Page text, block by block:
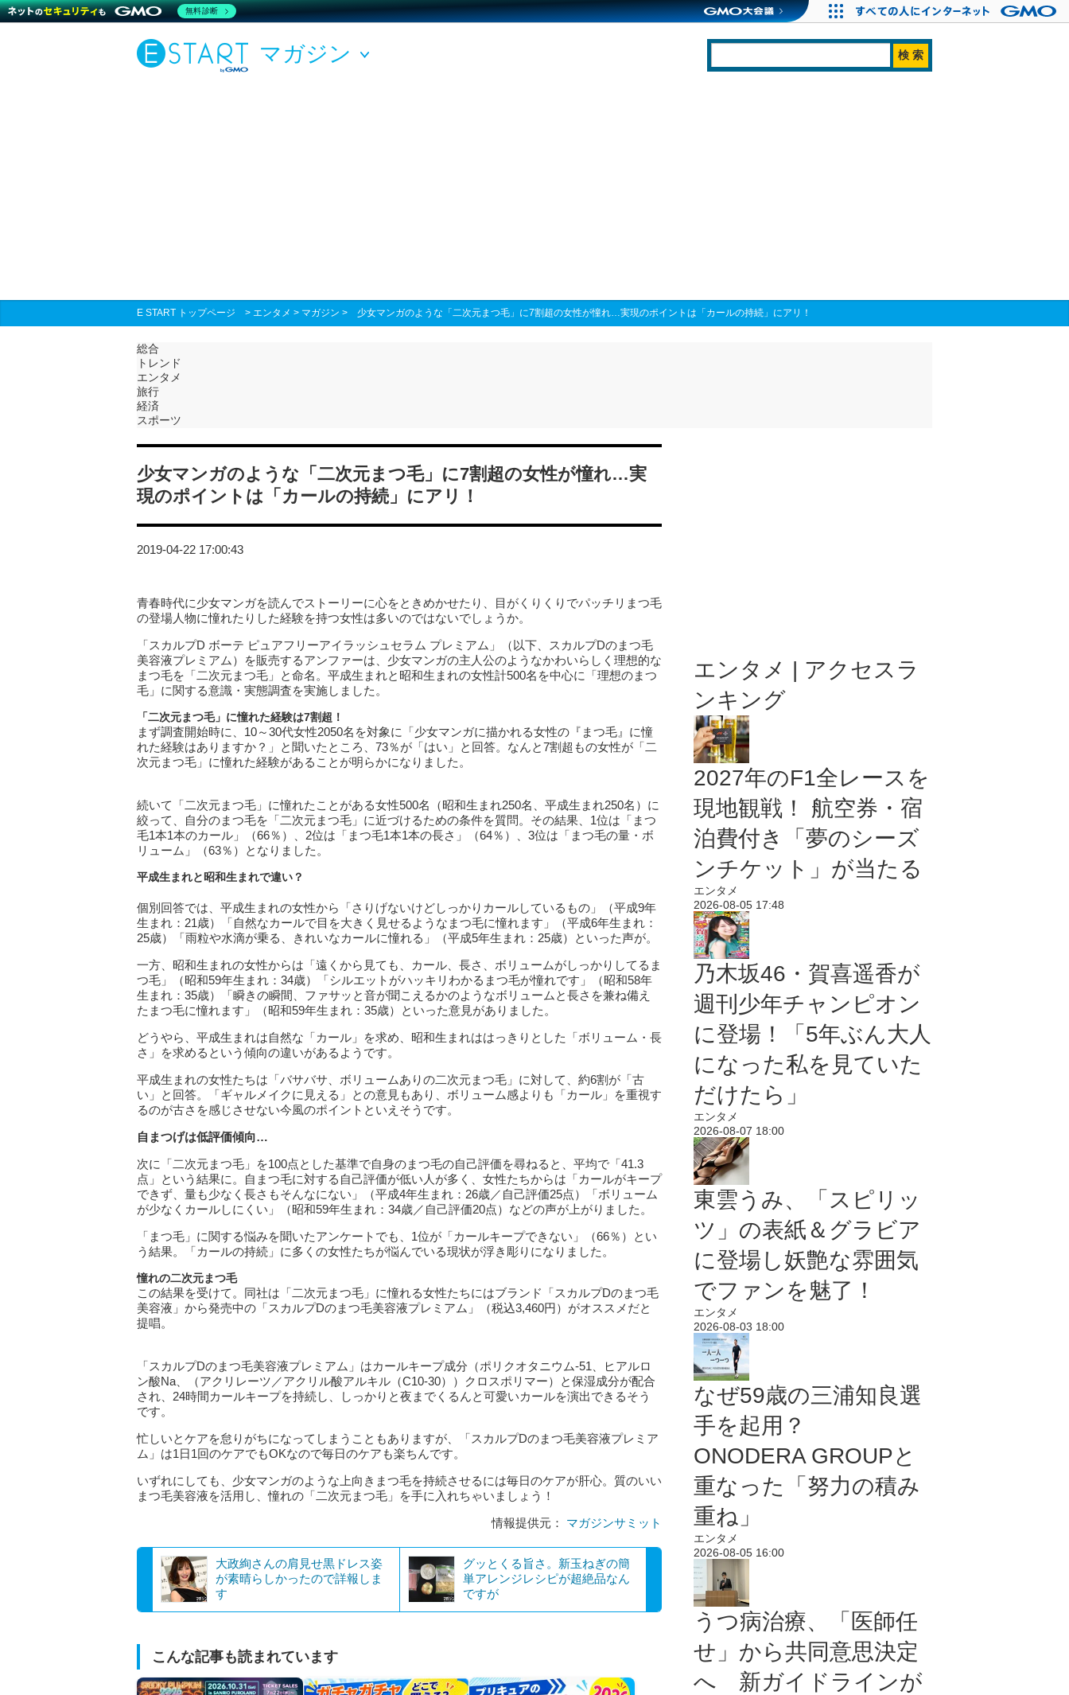
マガジン
E START トップページ > エンタメ > マガジン > 少女マンガのような「二次元まつ毛」に7割超の女性が憧れ…実現のポイントは「カールの持続」にアリ！
総合
トレンド
エンタメ
旅行
経済
スポーツ
少女マンガのような「二次元まつ毛」に7割超の女性が憧れ…実
現のポイントは「カールの持続」にアリ！
2019-04-22 17:00:43
青春時代に少女マンガを読んでストーリーに心をときめかせたり、目がくりくりでパッチリまつ毛
の登場人物に憧れたりした経験を持つ女性は多いのではないでしょうか。
「スカルプD ボーテ ピュアフリーアイラッシュセラム プレミアム」（以下、スカルプDのまつ毛
美容液プレミアム）を販売するアンファーは、少女マンガの主人公のようなかわいらしく理想的な
まつ毛を「二次元まつ毛」と命名。平成生まれと昭和生まれの女性計500名を中心に「理想のまつ
毛」に関する意識・実態調査を実施しました。
「二次元まつ毛」に憧れた経験は7割超！
まず調査開始時に、10～30代女性2050名を対象に「少女マンガに描かれる女性の『まつ毛』に憧
れた経験はありますか？」と聞いたところ、73％が「はい」と回答。なんと7割超もの女性が「二
次元まつ毛」に憧れた経験があることが明らかになりました。
続いて「二次元まつ毛」に憧れたことがある女性500名（昭和生まれ250名、平成生まれ250名）に
絞って、自分のまつ毛を「二次元まつ毛」に近づけるための条件を質問。その結果、1位は「まつ
毛1本1本のカール」（66％）、2位は「まつ毛1本1本の長さ」（64％）、3位は「まつ毛の量・ボ
リューム」（63％）となりました。
平成生まれと昭和生まれで違い？
個別回答では、平成生まれの女性から「さりげないけどしっかりカールしているもの」（平成9年
生まれ：21歳）「自然なカールで目を大きく見せるようなまつ毛に憧れます」（平成6年生まれ：
25歳）「雨粒や水滴が乗る、きれいなカールに憧れる」（平成5年生まれ：25歳）といった声が。
一方、昭和生まれの女性からは「遠くから見ても、カール、長さ、ボリュームがしっかりしてるま
つ毛」（昭和59年生まれ：34歳）「シルエットがハッキリわかるまつ毛が憧れです」（昭和58年
生まれ：35歳）「瞬きの瞬間、ファサッと音が聞こえるかのようなボリュームと長さを兼ね備え
たまつ毛に憧れます」（昭和59年生まれ：35歳）といった意見がありました。
どうやら、平成生まれは自然な「カール」を求め、昭和生まれははっきりとした「ボリューム・長
さ」を求めるという傾向の違いがあるようです。
平成生まれの女性たちは「バサバサ、ボリュームありの二次元まつ毛」に対して、約6割が「古
い」と回答。「ギャルメイクに見える」との意見もあり、ボリューム感よりも「カール」を重視す
るのが古さを感じさせない今風のポイントといえそうです。
自まつげは低評価傾向…
次に「二次元まつ毛」を100点とした基準で自身のまつ毛の自己評価を尋ねると、平均で「41.3
点」という結果に。自まつ毛に対する自己評価が低い人が多く、女性たちからは「カールがキープ
できず、量も少なく長さもそんなにない」（平成4年生まれ：26歳／自己評価25点）「ボリューム
が少なくカールしにくい」（昭和59年生まれ：34歳／自己評価20点）などの声が上がりました。
「まつ毛」に関する悩みを聞いたアンケートでも、1位が「カールキープできない」（66％）とい
う結果。「カールの持続」に多くの女性たちが悩んでいる現状が浮き彫りになりました。
憧れの二次元まつ毛
この結果を受けて。同社は「二次元まつ毛」に憧れる女性たちにはブランド「スカルプDのまつ毛
美容液」から発売中の「スカルプDのまつ毛美容液プレミアム」（税込3,460円）がオススメだと
提唱。
「スカルプDのまつ毛美容液プレミアム」はカールキープ成分（ポリクオタニウム-51、ヒアルロ
ン酸Na、（アクリレーツ／アクリル酸アルキル（C10-30））クロスポリマー）と保湿成分が配合
され、24時間カールキープを持続し、しっかりと夜までくるんと可愛いカールを演出できるそう
です。
忙しいとケアを怠りがちになってしまうこともありますが、「スカルプDのまつ毛美容液プレミア
ム」は1日1回のケアでもOKなので毎日のケアも楽ちんです。
いずれにしても、少女マンガのような上向きまつ毛を持続させるには毎日のケアが肝心。質のいい
まつ毛美容液を活用し、憧れの「二次元まつ毛」を手に入れちゃいましょう！
情報提供元： マガジンサミット
大政絢さんの肩見せ黒ドレス姿
が素晴らしかったので詳報しま
す
グッとくる旨さ。新玉ねぎの簡
単アレンジレシピが超絶品なん
ですが
こんな記事も読まれています
エンタメ | アクセスラ
ンキング
2027年のF1全レースを
現地観戦！ 航空券・宿
泊費付き「夢のシーズ
ンチケット」が当たる
エンタメ
2026-08-05 17:48
乃木坂46・賀喜遥香が
週刊少年チャンピオン
に登場！「5年ぶん大人
になった私を見ていた
だけたら」
エンタメ
2026-08-07 18:00
東雲うみ、「スピリッ
ツ」の表紙＆グラビア
に登場し妖艶な雰囲気
でファンを魅了！
エンタメ
2026-08-03 18:00
なぜ59歳の三浦知良選
手を起用？
ONODERA GROUPと
重なった「努力の積み
重ね」
エンタメ
2026-08-05 16:00
うつ病治療、「医師任
せ」から共同意思決定
へ 新ガイドラインが
無料診断